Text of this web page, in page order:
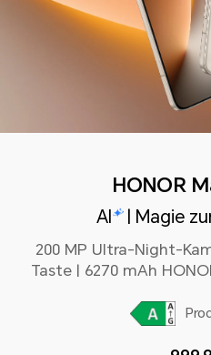
HONOR
AI | Magie
200 MP Ultra-Night-
Taste | 6270 mAh